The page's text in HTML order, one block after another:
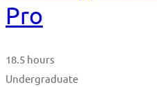
Pro
18.5 hours
Undergraduate